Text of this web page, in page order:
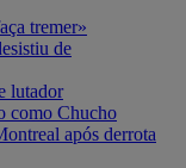
tremer»
de
lutador
como Chucho
após derrota